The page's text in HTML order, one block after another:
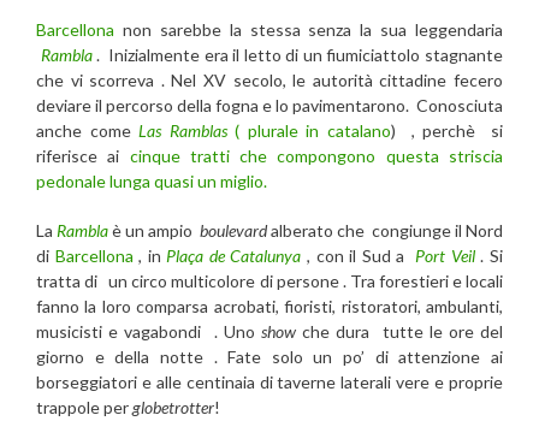
Barcellona non sarebbe la stessa senza la sua leggendaria
Rambla. Inizialmente era il letto di un fiumiciattolo stagnante
che vi scorreva . Nel XV secolo, le autorità cittadine fecero
deviare il percorso della fogna e lo pavimentarono. Conosciuta
anche come Las Ramblas ( plurale in catalano) , perchè si
riferisce ai cinque tratti che compongono questa striscia
pedonale lunga quasi un miglio.
La Ramblaè un ampio boulevardalberato che congiunge il Nord
di Barcellona , in Plaça de Catalunya , con il Sud a Port Veil. Si
tratta di un circo multicolore di persone . Tra forestieri e locali
fanno la loro comparsa acrobati, fioristi, ristoratori, ambulanti,
musicisti e vagabondi . Uno showche dura tutte le ore del
giorno e della notte . Fate solo un po’ di attenzione ai
borseggiatori e alle centinaia di taverne laterali vere e proprie
trappole perglobetrotter!